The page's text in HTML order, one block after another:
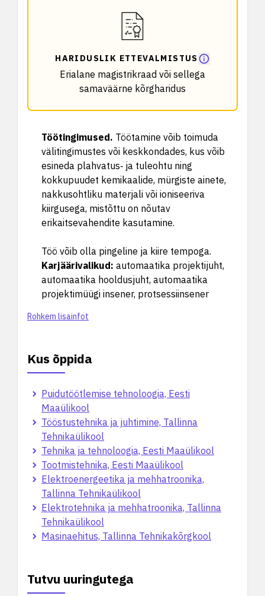
HARIDUSLIK ETTEVALMISTUS
Erialane magistrikraad või sellega
samaväärne kõrgharidus
Töötingimused. Töötamine võib toimuda
välitingimustes või keskkondades, kus võib
esineda plahvatus‑ ja tuleohtu ning
kokkupuudet kemikaalide, mürgiste ainete,
nakkusohtliku materjali või ioniseeriva
kiirgusega, mistõttu on nõutav
erikaitsevahendite kasutamine.
Töö võib olla pingeline ja kiire tempoga.
Karjäärivalikud: automaatika projektijuht,
automaatika hooldusjuht, automaatika
projektimüügi insener, protsessiinsener
Rohkem lisainfot
Kus õppida
Puidutöötlemise tehnoloogia, Eesti
Maaülikool
Tööstustehnika ja juhtimine, Tallinna
Tehnikaülikool
Tehnika ja tehnoloogia, Eesti Maaülikool
Tootmistehnika, Eesti Maaülikool
Elektroenergeetika ja mehhatroonika,
Tallinna Tehnikaülikool
Elektrotehnika ja mehhatroonika, Tallinna
Tehnikaülikool
Masinaehitus, Tallinna Tehnikakõrgkool
Tutvu uuringutega